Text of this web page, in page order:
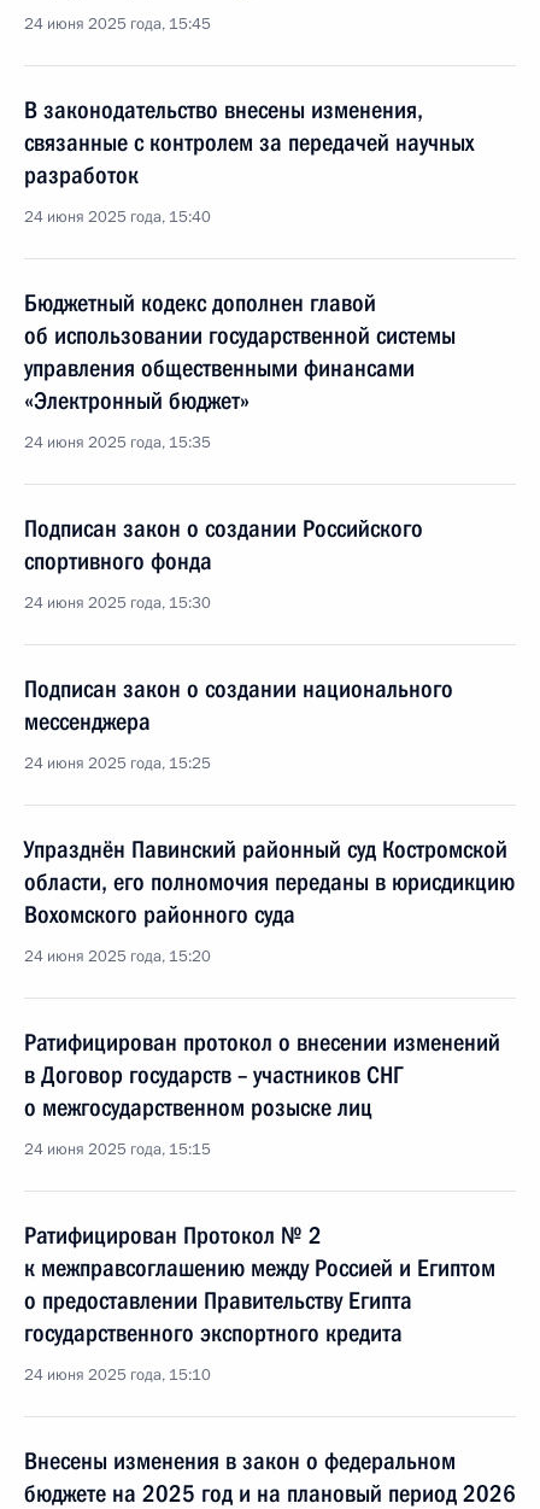
24 июня 2025 года, 15:45
В законодательство внесены изменения,
связанные с контролем за передачей научных
разработок
24 июня 2025 года, 15:40
Бюджетный кодекс дополнен главой
об использовании государственной системы
управления общественными финансами
«Электронный бюджет»
24 июня 2025 года, 15:35
Подписан закон о создании Российского
спортивного фонда
24 июня 2025 года, 15:30
Подписан закон о создании национального
мессенджера
24 июня 2025 года, 15:25
Упразднён Павинский районный суд Костромской
области, его полномочия переданы в юрисдикцию
Вохомского районного суда
24 июня 2025 года, 15:20
Ратифицирован протокол о внесении изменений
в Договор государств – участников СНГ
о межгосударственном розыске лиц
24 июня 2025 года, 15:15
Ратифицирован Протокол № 2
к межправсоглашению между Россией и Египтом
о предоставлении Правительству Египта
государственного экспортного кредита
24 июня 2025 года, 15:10
Внесены изменения в закон о федеральном
бюджете на 2025 год и на плановый период 2026